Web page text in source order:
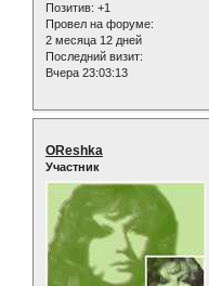
Позитив: +1
Провел на форуме:
2 месяца 12 дней
Последний визит:
Вчера 23:03:13
OReshka
Участник